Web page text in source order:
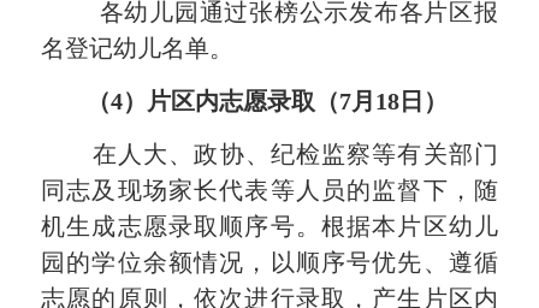
各幼儿园通过张榜公示发布各片区报
名登记幼儿名单。
（4）片区内志愿录取 （7月 18日）
在人大、政协、纪检监察等有关部门
同志及现场家长代表等人员的监督下， 随
机生成志愿录取顺序号。根据本片区幼儿
园的学位余额情况，以顺序号优先、遵循
志愿的原则，依次进行录取，产生片区内